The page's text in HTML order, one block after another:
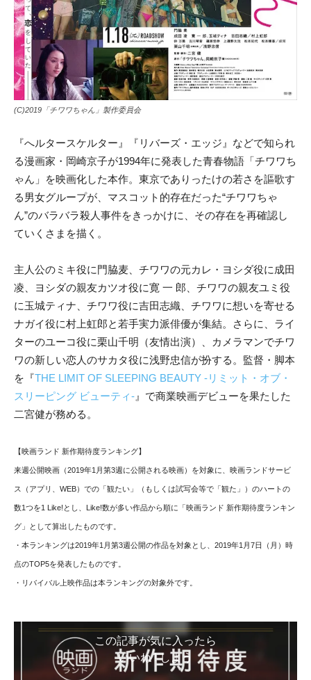
(C)2019「チワワちゃん」製作委員会
『へルタースケルター』『リバーズ・エッジ』などで知られ
る漫画家・岡崎京子が1994年に発表した青春物語「チワワち
ゃん」を映画化した本作。東京でありったけの若さを謳歌す
る男女グループが、マスコット的存在だった“チワワちゃ
ん”のバラバラ殺人事件をきっかけに、その存在を再確認し
ていくさまを描く。
主人公のミキ役に門脇麦、チワワの元カレ・ヨシダ役に成田
凌、ヨシダの親友カツオ役に寛 一 郎、チワワの親友ユミ役
に玉城ティナ、チワワ役に吉田志織、チワワに想いを寄せる
ナガイ役に村上虹郎と若手実力派俳優が集結。さらに、ライ
ターのユーコ役に栗山千明（友情出演）、カメラマンでチワ
ワの新しい恋人のサカタ役に浅野忠信が扮する。監督・脚本
を『THE LIMIT OF SLEEPING BEAUTY -リミット・オブ・
スリーピング ビューティ- 』で商業映画デビューを果たした
二宮健が務める。
【映画ランド 新作期待度ランキング】
来週公開映画（2019年1月第3週に公開される映画）を対象に、映画ランドサービ
ス（アプリ、WEB）での「観たい」（もしくは試写会等で「観た」）のハートの
数1つを1 Like!とし、Like!数が多い作品から順に「映画ランド 新作期待度ランキン
グ」として算出したものです。
・本ランキングは2019年1月第3週公開の作品を対象とし、2019年1月7日（月）時
点のTOP5を発表したものです。
・リバイバル上映作品は本ランキングの対象外です。
この記事が気に入ったら
いいね ! しよう